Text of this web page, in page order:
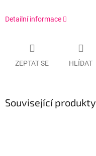
Detailní informace
ZEPTAT SE HLÍDAT
Související produkty